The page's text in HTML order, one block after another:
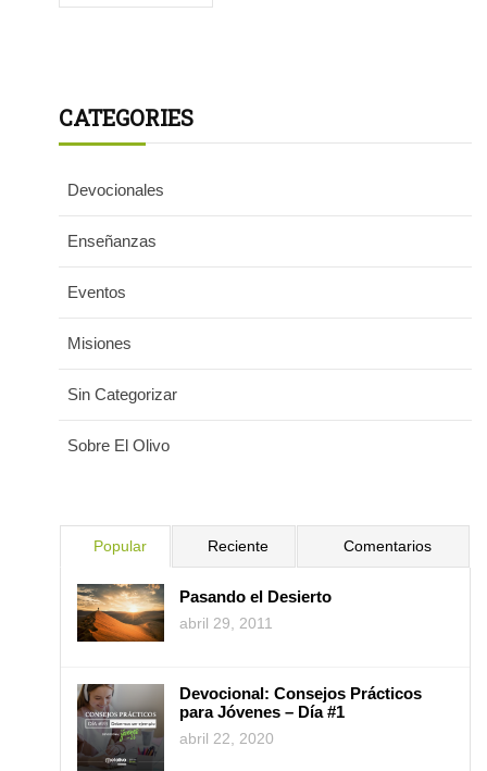
CATEGORIES
Devocionales
Enseñanzas
Eventos
Misiones
Sin Categorizar
Sobre El Olivo
Popular Reciente Comentarios
Pasando el Desierto
abril 29, 2011
Devocional: Consejos Prácticos
para Jóvenes – Día #1
abril 22, 2020